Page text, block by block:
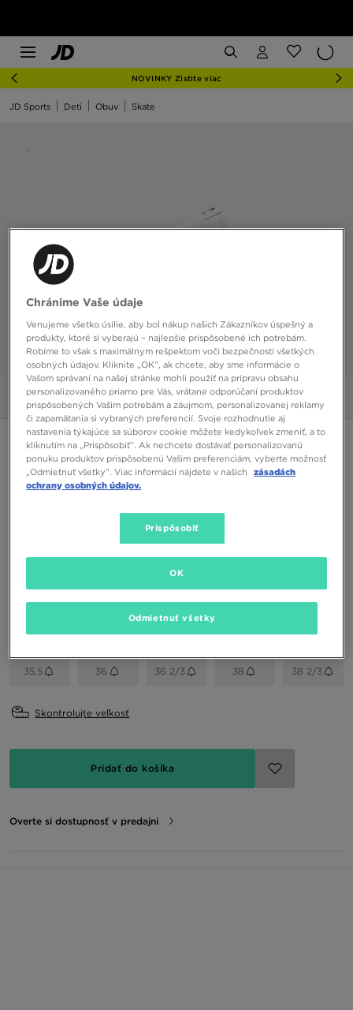
NOVINKY Zistite viac
JD Sports Deti Obuv Skate
Obrázky 360°
ONLY AT JD
ADIDAS NIZZA LO
35,5 36 36 2/3 38 38 2/3
Skontrolujte veľkosť
Pridať do košíka
Overte si dostupnosť v predajni
Chránime Vaše údaje
Venujeme všetko úsilie, aby bol nákup našich Zákazníkov úspešný a
produkty, ktoré si vyberajú – najlepšie prispôsobené ich potrebám.
Robíme to však s maximálnym rešpektom voči bezpečnosti všetkých
osobných údajov. Kliknite „OK”, ak chcete, aby sme informácie o
Vašom správaní na našej stránke mohli použiť na prípravu obsahu
personalizovaného priamo pre Vás, vrátane odporúčaní produktov
prispôsobených Vašim potrebám a záujmom, personalizovanej reklamy
či zapamätania si vybraných preferencií. Svoje rozhodnutie aj
nastavenia týkajúce sa súborov cookie môžete kedykoľvek zmeniť, a to
kliknutím na „Prispôsobiť”. Ak nechcete dostávať personalizovanú
ponuku produktov prispôsobenú Vašim preferenciám, vyberte možnosť
„Odmietnuť všetky”. Viac informácií nájdete v našich
zásadách
ochrany osobných údajov.
Prispôsobiť
Odmietnuť všetky
OK